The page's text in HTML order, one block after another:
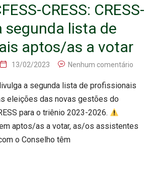
CRESS: CRESS-
segunda lista de
aptos/as a votar
13/02/2023 Nenhum comentário
a segunda lista de profissionais
eleições das novas gestões do
para o triênio 2023-2026.
aptos/as a votar, as/os assistentes
o Conselho têm